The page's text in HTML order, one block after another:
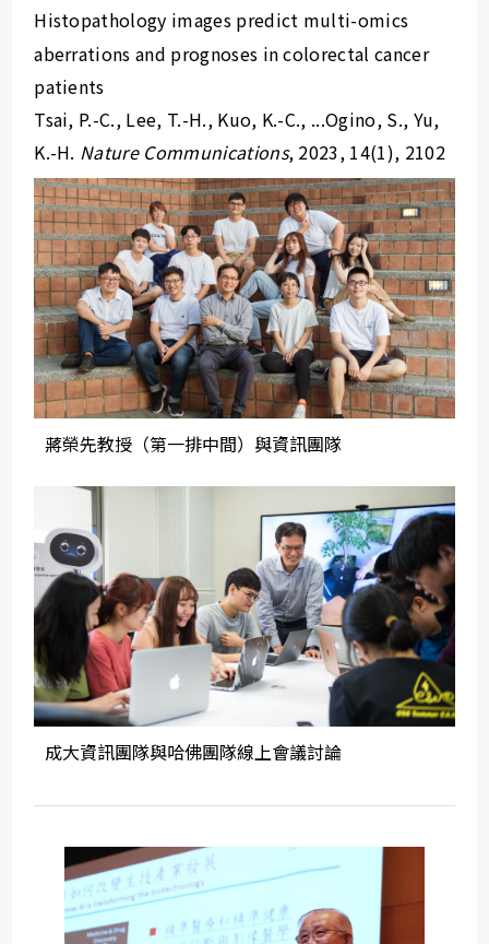
Histopathology images predict multi-omics
aberrations and prognoses in colorectal cancer
patients
Tsai, P.-C., Lee, T.-H., Kuo, K.-C., ...Ogino, S., Yu,
K.-H. Nature Communications, 2023, 14(1), 2102
蔣榮先教授（第一排中間）與資訊團隊
成大資訊團隊與哈佛團隊線上會議討論